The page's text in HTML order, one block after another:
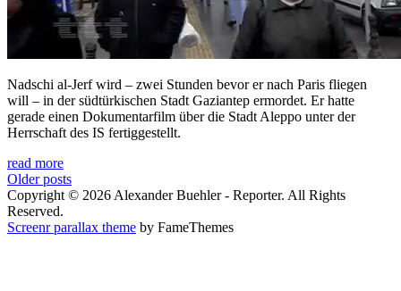
Nadschi al-Jerf wird – zwei Stunden bevor er nach Paris fliegen
will – in der südtürkischen Stadt Gaziantep ermordet. Er hatte
gerade einen Dokumentarfilm über die Stadt Aleppo unter der
Herrschaft des IS fertiggestellt.
read more
Posts
navigation
Older posts
Copyright © 2026 Alexander Buehler - Reporter. All Rights
Reserved.
Screenr parallax theme by FameThemes